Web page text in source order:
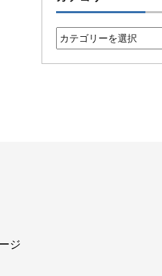
カ
テ
ジ